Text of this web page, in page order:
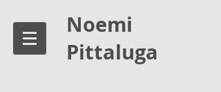
Noemi
Pittaluga